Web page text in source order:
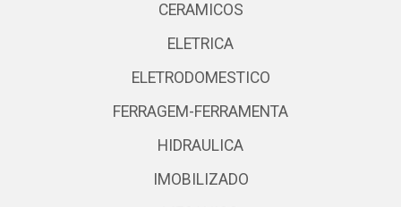
CERAMICOS
ELETRICA
ELETRODOMESTICO
FERRAGEM-FERRAMENTA
HIDRAULICA
IMOBILIZADO